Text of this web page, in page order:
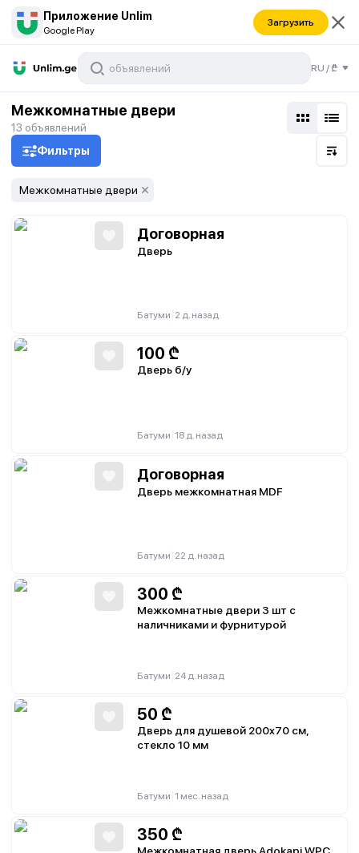
Приложение Unlim
Google Play
Загрузить
RU /₾
Межкомнатные двери
13 объявлений
Фильтры
Межкомнатные двери
Договорная
Дверь
Батуми 2 д. назад
100 ₾
Дверь б/у
Батуми 18 д. назад
Договорная
Дверь межкомнатная MDF
Батуми 22 д. назад
300 ₾
Межкомнатные двери 3 шт с
наличниками и фурнитурой
Батуми 24 д. назад
50 ₾
Дверь для душевой 200x70 см,
стекло 10 мм
Батуми 1 мес. назад
350 ₾